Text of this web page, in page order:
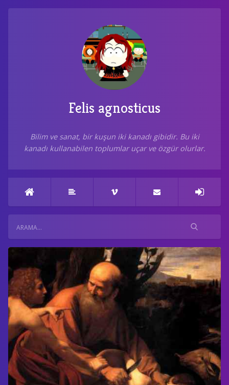
Felis agnosticus
Bilim ve sanat, bir kuşun iki kanadı gibidir. Bu iki
kanadı kullanabilen toplumlar uçar ve özgür olurlar.